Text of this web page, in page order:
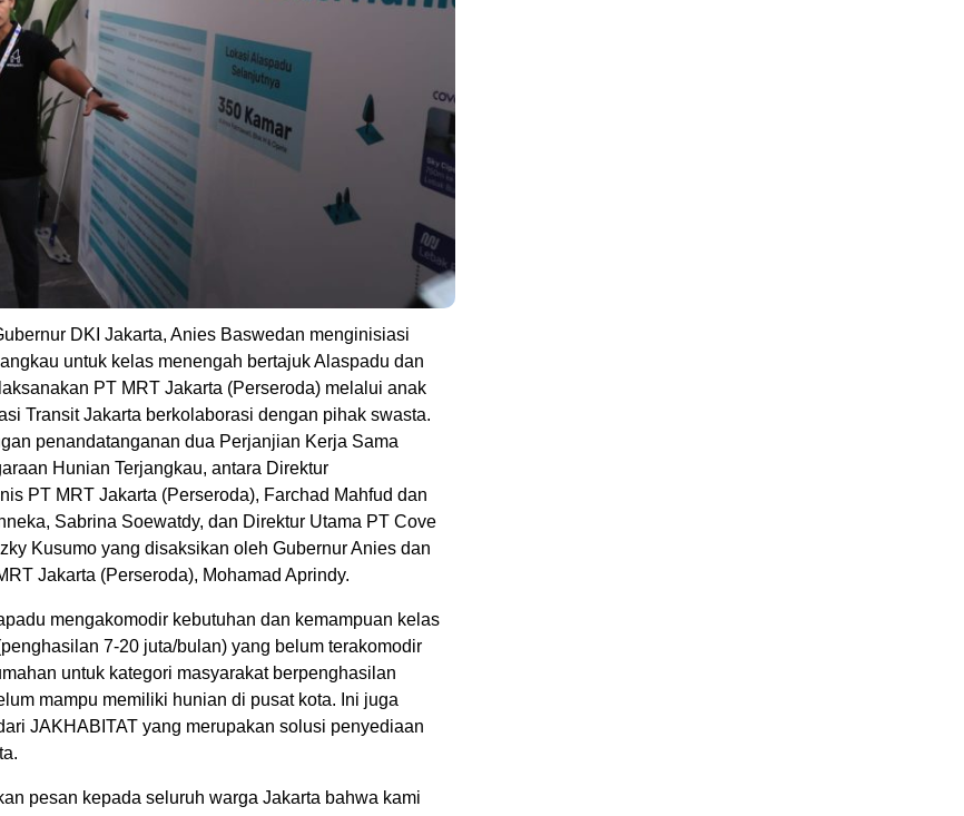
DKI Jakarta, Anies Baswedan menginisiasi
untuk kelas menengah bertajuk Alaspadu dan
PT MRT Jakarta (Perseroda) melalui anak
Transit Jakarta berkolaborasi dengan pihak swasta.
penandatanganan dua Perjanjian Kerja Sama
Hunian Terjangkau, antara Direktur
PT MRT Jakarta (Perseroda), Farchad Mahfud dan
Sabrina Soewatdy, dan Direktur Utama PT Cove
Kusumo yang disaksikan oleh Gubernur Anies dan
Jakarta (Perseroda), Mohamad Aprindy.
mengakomodir kebutuhan dan kemampuan kelas
7-20 juta/bulan) yang belum terakomodir
untuk kategori masyarakat berpenghasilan
mampu memiliki hunian di pusat kota. Ini juga
JAKHABITAT yang merupakan solusi penyediaan
pesan kepada seluruh warga Jakarta bahwa kami